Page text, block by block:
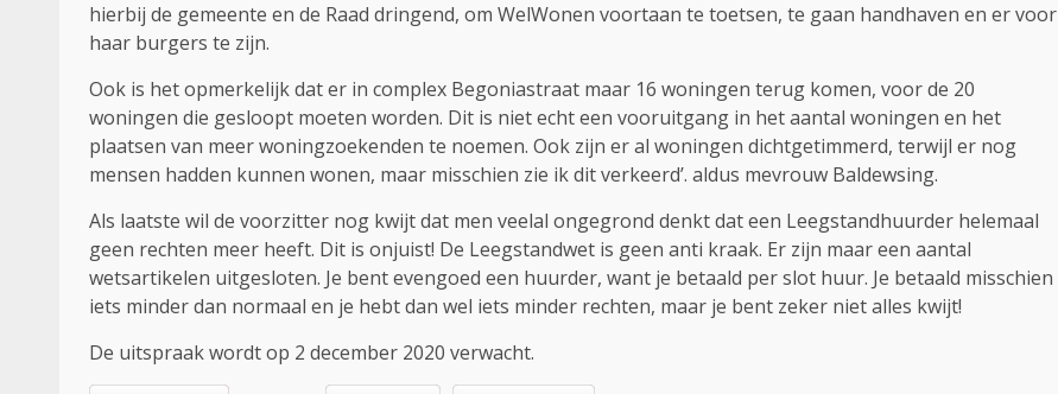
hierbij de gemeente en de Raad dringend, om WelWonen voortaan te toetsen, te gaan handhaven en er voor
haar burgers te zijn.
Ook is het opmerkelijk dat er in complex Begoniastraat maar 16 woningen terug komen, voor de 20
woningen die gesloopt moeten worden. Dit is niet echt een vooruitgang in het aantal woningen en het
plaatsen van meer woningzoekenden te noemen. Ook zijn er al woningen dichtgetimmerd, terwijl er nog
mensen hadden kunnen wonen, maar misschien zie ik dit verkeerd’. aldus mevrouw Baldewsing.
Als laatste wil de voorzitter nog kwijt dat men veelal ongegrond denkt dat een Leegstandhuurder helemaal
geen rechten meer heeft. Dit is onjuist! De Leegstandwet is geen anti kraak. Er zijn maar een aantal
wetsartikelen uitgesloten. Je bent evengoed een huurder, want je betaald per slot huur. Je betaald misschien
iets minder dan normaal en je hebt dan wel iets minder rechten, maar je bent zeker niet alles kwijt!
De uitspraak wordt op 2 december 2020 verwacht.